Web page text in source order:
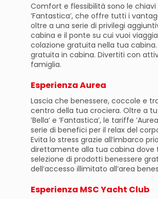
Comfort e flessibilità sono le chiavi
’Fantastica’, che offre tutti i
oltre a una serie di privilegi
cabina e il ponte su cui vuoi
colazione gratuita nella tua cabina.
gratuita in cabina. Divertiti con
famiglia.
Esperienza Aurea
Lascia che benessere, coccole e
centro della tua crociera. Oltre a
’Bella’ e ’Fantastica’, le tariffe
serie di benefici per il relax del
Evita lo stress grazie all’imbarco
direttamente alla tua cabina dove
selezione di prodotti benessere
dell’accesso illimitato all’area
Esperienza MSC Yacht Club